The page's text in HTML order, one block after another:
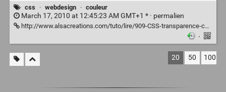
css · webdesign · couleur
March 17, 2010 at 12:45:23 AM GMT+1 * · permalien
http://www.alsacreations.com/tuto/lire/909-CSS-transparence-couleur-rgba.html
·
20 50 100